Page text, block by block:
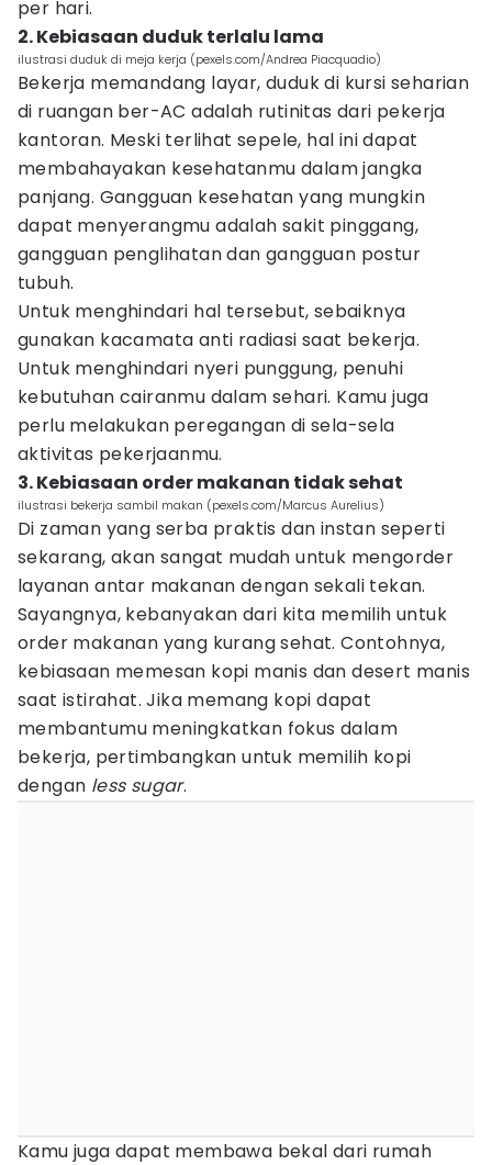
per hari.
2. Kebiasaan duduk terlalu lama
ilustrasi duduk di meja kerja (pexels.com/Andrea Piacquadio)
Bekerja memandang layar, duduk di kursi seharian
di ruangan ber-AC adalah rutinitas dari pekerja
kantoran. Meski terlihat sepele, hal ini dapat
membahayakan kesehatanmu dalam jangka
panjang. Gangguan kesehatan yang mungkin
dapat menyerangmu adalah sakit pinggang,
gangguan penglihatan dan gangguan postur
tubuh.
Untuk menghindari hal tersebut, sebaiknya
gunakan kacamata anti radiasi saat bekerja.
Untuk menghindari nyeri punggung, penuhi
kebutuhan cairanmu dalam sehari. Kamu juga
perlu melakukan peregangan di sela-sela
aktivitas pekerjaanmu.
3. Kebiasaan order makanan tidak sehat
ilustrasi bekerja sambil makan (pexels.com/Marcus Aurelius)
Di zaman yang serba praktis dan instan seperti
sekarang, akan sangat mudah untuk mengorder
layanan antar makanan dengan sekali tekan.
Sayangnya, kebanyakan dari kita memilih untuk
order makanan yang kurang sehat. Contohnya,
kebiasaan memesan kopi manis dan desert manis
saat istirahat. Jika memang kopi dapat
membantumu meningkatkan fokus dalam
bekerja, pertimbangkan untuk memilih kopi
dengan less sugar.
Kamu juga dapat membawa bekal dari rumah